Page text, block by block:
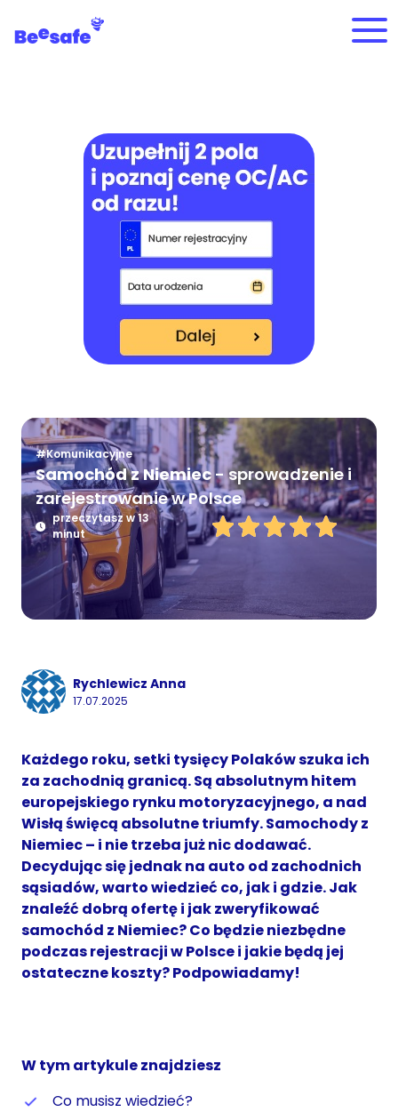
#Komunikacyjne
Samochód z Niemiec - sprowadzenie i
zarejestrowanie w Polsce
przeczytasz w 13
minut
Rychlewicz Anna
17.07.2025
Każdego roku, setki tysięcy Polaków szuka ich
za zachodnią granicą. Są absolutnym hitem
europejskiego rynku motoryzacyjnego, a nad
Wisłą święcą absolutne triumfy. Samochody z
Niemiec – i nie trzeba już nic dodawać.
Decydując się jednak na auto od zachodnich
sąsiadów, warto wiedzieć co, jak i gdzie. Jak
znaleźć dobrą ofertę i jak zweryfikować
samochód z Niemiec? Co będzie niezbędne
podczas rejestracji w Polsce i jakie będą jej
ostateczne koszty? Podpowiadamy!
W tym artykule znajdziesz
Co musisz wiedzieć?